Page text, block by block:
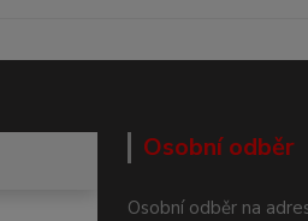
Osobní odběr
Osobní odběr na